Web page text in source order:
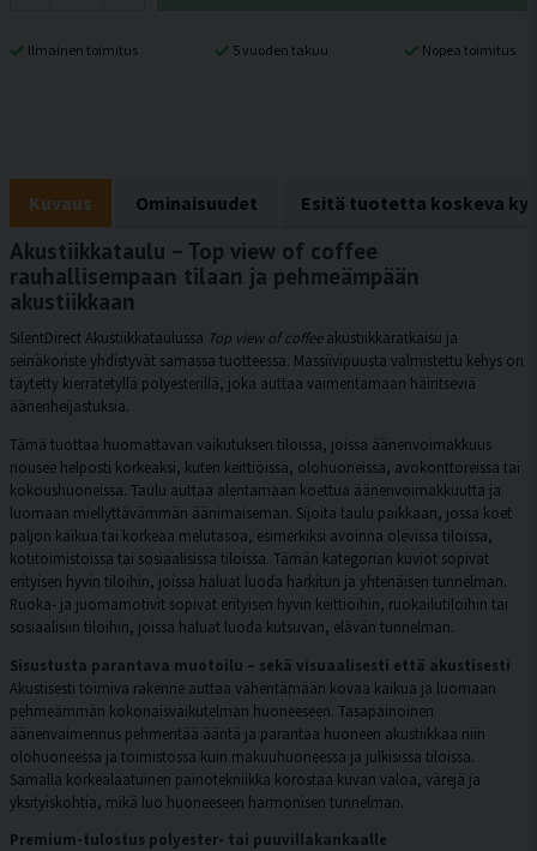
Ilmainen toimitus 5 vuoden takuu Nopea toimitus
Kuvaus Ominaisuudet Esitä tuotetta koskeva
Akustiikkataulu – Top view of coffee
rauhallisempaan tilaan ja pehmeämpään
akustiikkaan
SilentDirect Akustiikkataulussa Top view of coffeeakustiikkaratkaisu ja
seinäkoriste yhdistyvät samassa tuotteessa. Massiivipuusta valmistettu kehys on
täytetty kierrätetyllä polyesterillä, joka auttaa vaimentamaan häiritseviä
äänenheijastuksia.
Tämä tuottaa huomattavan vaikutuksen tiloissa, joissa äänenvoimakkuus
nousee helposti korkeaksi, kuten keittiöissä, olohuoneissa, avokonttoreissa tai
kokoushuoneissa. Taulu auttaa alentamaan koettua äänenvoimakkuutta ja
luomaan miellyttävämmän äänimaiseman. Sijoita taulu paikkaan, jossa koet
paljon kaikua tai korkeaa melutasoa, esimerkiksi avoinna olevissa tiloissa,
kotitoimistoissa tai sosiaalisissa tiloissa. Tämän kategorian kuviot sopivat
erityisen hyvin tiloihin, joissa haluat luoda harkitun ja yhtenäisen tunnelman.
Ruoka- ja juomamotivit sopivat erityisen hyvin keittiöihin, ruokailutiloihin tai
sosiaalisiin tiloihin, joissa haluat luoda kutsuvan, elävän tunnelman.
Sisustusta parantava muotoilu – sekä visuaalisesti että akustisesti
Akustisesti toimiva rakenne auttaa vähentämään kovaa kaikua ja luomaan
pehmeämmän kokonaisvaikutelman huoneeseen. Tasapainoinen
äänenvaimennus pehmentää ääntä ja parantaa huoneen akustiikkaa niin
olohuoneessa ja toimistossa kuin makuuhuoneessa ja julkisissa tiloissa.
Samalla korkealaatuinen painotekniikka korostaa kuvan valoa, värejä ja
yksityiskohtia, mikä luo huoneeseen harmonisen tunnelman.
Premium-tulostus polyester- tai puuvillakankaalle